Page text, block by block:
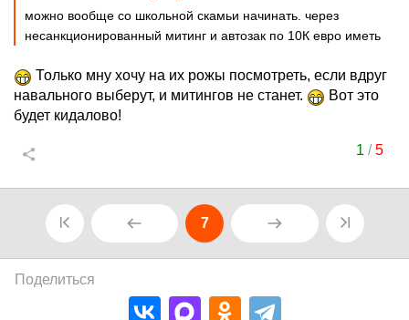
можно вообще со школьной скамьи начинать. через
несанкционированный митинг и автозак по 10К евро иметь
Только мну хочу на их рожы посмотреть, если вдруг
навального выберут, и митингов не станет.
Вот это
будет кидалово!
1 /5
7
Поделиться